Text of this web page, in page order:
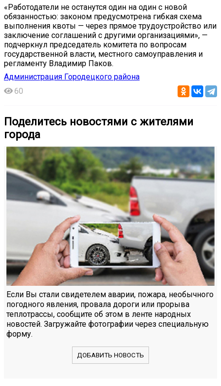
«Работодатели не останутся один на один с новой
обязанностью: законом предусмотрена гибкая схема
выполнения квоты — через прямое трудоустройство или
заключение соглашений с другими организациями», —
подчеркнул председатель комитета по вопросам
государственной власти, местного самоуправления и
регламенту Владимир Паков.
Администрация Городецкого района
60
Поделитесь новостями с жителями
города
Если Вы стали свидетелем аварии, пожара, необычного
погодного явления, провала дороги или прорыва
теплотрассы, сообщите об этом в ленте народных
новостей. Загружайте фотографии через специальную
форму.
ДОБАВИТЬ НОВОСТЬ